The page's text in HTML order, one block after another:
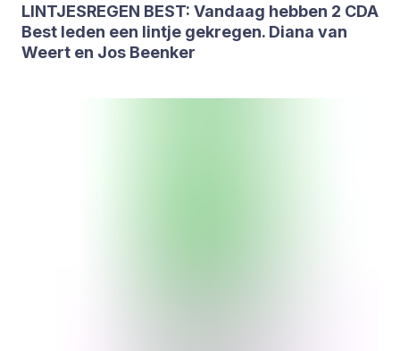
LINT­JES­RE­GEN BEST: Van­daag heb­ben 2 CDA
Best leden een lint­je gekre­gen. Dia­na van
Weert en Jos Been­ker